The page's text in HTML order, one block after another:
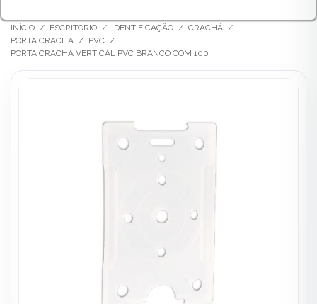
INÍCIO / ESCRITÓRIO / IDENTIFICAÇÃO / CRACHÁ /
PORTA CRACHÁ / PVC /
PORTA CRACHÁ VERTICAL PVC BRANCO COM 100